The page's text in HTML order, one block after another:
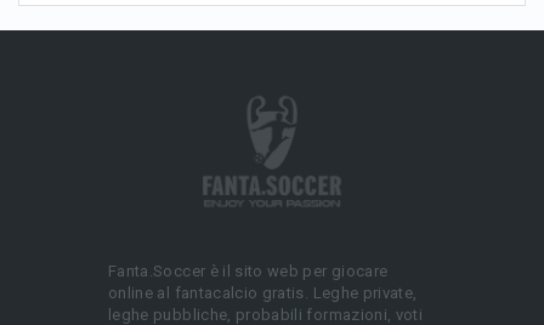
Fanta.Soccer è il sito web per giocare
online al fantacalcio gratis. Leghe private,
leghe pubbliche, probabili formazioni, voti